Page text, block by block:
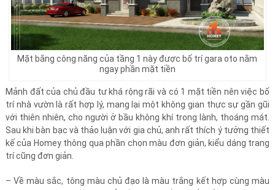
Mặt bằng công năng của tầng 1 này được bố trí gara oto nằm
ngay phần mặt tiền
Mảnh đất của chủ đầu tư khá rộng rãi và có 1 mặt tiền nên việc bố
trí nhà vườn là rất hợp lý, mang lại một không gian thực sự gần gũi
với thiên nhiên, cho người ở bầu không khí trong lành, thoáng mát.
Sau khi bàn bạc và thảo luận với gia chủ, anh rất thích ý tưởng thiết
kế của Homey thông qua phần chọn màu đơn giản, kiểu dáng trang
trí cũng đơn giản.
– Về màu sắc, tông màu chủ đạo là màu trắng kết hợp cùng màu